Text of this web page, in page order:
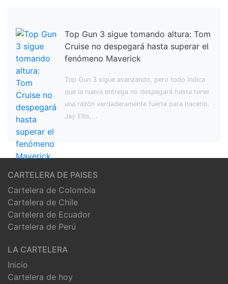
Top Gun 3 sigue tomando altura: Tom
Cruise no despegará hasta superar el
fenómeno Maverick
Top Gun 3 sigue avanzando, pero todo indica
que la nueva entrega no despegará hasta tener
una razón verdaderamente fuerte para hacerlo.
Jay Ellis,...
CARTELERA DE PAISES
Cartelera de Colombia
Cartelera de Chile
Cartelera de Ecuador
Cartelera de Perú
LA CARTELERA
Inicio
Cartelera de hoy